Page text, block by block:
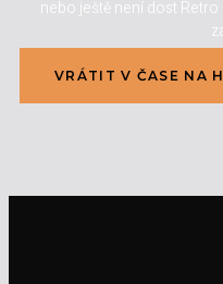
nebo ještě není dost
VRÁTIT V ČASE NA